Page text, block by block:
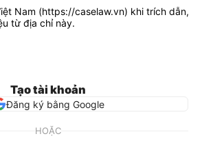
Nam (https://caselaw.vn) khi trích dẫn,
từ địa chỉ này.
Tạo tài khoản
Đăng ký bằng Google
HOẶC